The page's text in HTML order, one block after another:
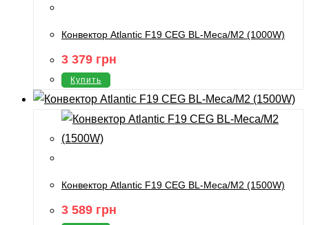
Конвектор Atlantic F19 CEG BL-Meca/M2 (1000W)
3 379 грн
Купить
Конвектор Atlantic F19 CEG BL-Meca/M2 (1500W)
3 589 грн